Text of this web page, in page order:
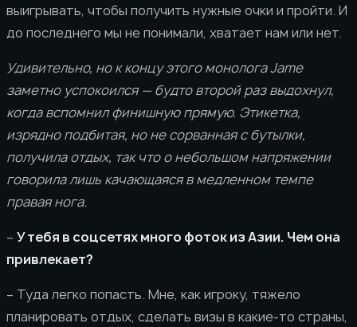
выигрывать, чтобы получить нужные очки и пройти. И
до последнего мы не понимали, хватает нам или нет.
Удивительно, но к концу этого монолога Jame
заметно успокоился — будто второй раз выдохнул,
когда вспомнил финишную прямую. Этикетка,
изрядно подбитая, но не сорванная с бутылки,
получила отдых, так что о небольшом напряжении
говорила лишь качающаяся в медленном темпе
правая нога.
– У тебя в соцсетях много фоток из Азии. Чем она
привлекает?
– Туда легко попасть. Мне, как игроку, тяжело
планировать отдых, сделать визы в какие-то страны,